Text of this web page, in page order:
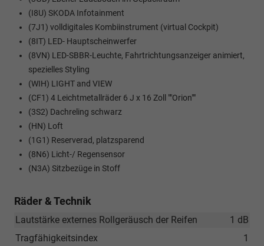
(I8U) SKODA Infotainment
(7J1) volldigitales Kombiinstrument (virtual Cockpit)
(8IT) LED- Hauptscheinwerfer
(8VN) LED-SBBR-Leuchte, Fahrtrichtungsanzeiger animiert,
spezielles Styling
(WIH) LIGHT and VIEW
(CF1) 4 Leichtmetallräder 6 J x 16 Zoll ""Orion""
(3S2) Dachreling schwarz
(HN) Loft
(1G1) Reserverad, platzsparend
(8N6) Licht-/ Regensensor
(N3A) Sitzbezüge in Stoff
Räder & Technik
1 dB
Lautstärke externes Rollgeräusch der Reifen
1
Tragfähigkeitsindex